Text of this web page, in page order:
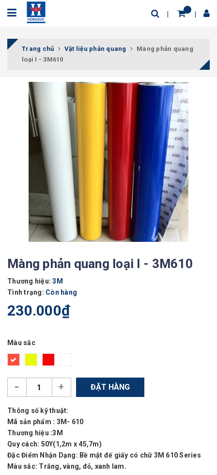
Trang chủ Vật liệu phản quang
Màng phản quang
loại I - 3M610
Màng phản quang loại I - 3M610
Thương hiệu: 3M
Tình trạng: Còn hàng
230.000₫
Màu sắc
- + ĐẶT HÀNG
Thông số kỹ thuật:
Mã sản phẩm : 3M- 610
Thương hiệu :3M
Quy cách: 50Y(1,2m x 45,7m)
Đặc Điểm Nhận Dạng: Bề mặt đế giấy có chữ 3M 610 Series
Màu sắc: Trắng, vàng, đỏ, xanh lam.